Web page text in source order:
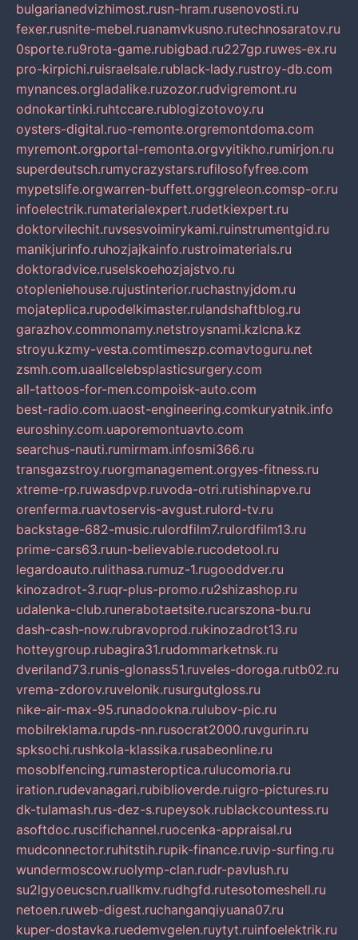
bulgarianedvizhimost.rusn-hram.rusenovosti.ru
fexer.rusnite-mebel.ruanamvkusno.rutechnosaratov.ru
0sporte.ru9rota-game.rubigbad.ru227gp.ruwes-ex.ru
pro-kirpichi.ruisraelsale.rublack-lady.rustroy-db.com
mynances.orgladalike.ruzozor.rudvigremont.ru
odnokartinki.ruhtccare.rublogizotovoy.ru
oysters-digital.ruo-remonte.orgremontdoma.com
myremont.orgportal-remonta.orgvyitikho.rumirjon.ru
superdeutsch.rumycrazystars.rufilosofyfree.com
mypetslife.orgwarren-buffett.orggreleon.comsp-or.ru
infoelectrik.rumaterialexpert.rudetkiexpert.ru
doktorvilechit.ruvsesvoimirykami.ruinstrumentgid.ru
manikjurinfo.ruhozjajkainfo.rustroimaterials.ru
doktoradvice.ruselskoehozjajstvo.ru
otopleniehouse.rujustinterior.ruchastnyjdom.ru
mojateplica.rupodelkimaster.rulandshaftblog.ru
garazhov.commonamy.netstroysnami.kzlcna.kz
stroyu.kzmy-vesta.comtimeszp.comavtoguru.net
zsmh.com.uaallcelebsplasticsurgery.com
all-tattoos-for-men.compoisk-auto.com
best-radio.com.uaost-engineering.comkuryatnik.info
euroshiny.com.uaporemontuavto.com
searchus-nauti.rumirmam.infosmi366.ru
transgazstroy.ruorgmanagement.orgyes-fitness.ru
xtreme-rp.ruwasdpvp.ruvoda-otri.rutishinapve.ru
orenferma.ruavtoservis-avgust.rulord-tv.ru
backstage-682-music.rulordfilm7.rulordfilm13.ru
prime-cars63.ruun-believable.rucodetool.ru
legardoauto.rulithasa.rumuz-1.rugooddver.ru
kinozadrot-3.ruqr-plus-promo.ru2shizashop.ru
udalenka-club.runerabotaetsite.rucarszona-bu.ru
dash-cash-now.rubravoprod.rukinozadrot13.ru
hotteygroup.rubagira31.rudommarketnsk.ru
dveriland73.runis-glonass51.ruveles-doroga.rutb02.ru
vrema-zdorov.ruvelonik.rusurgutgloss.ru
nike-air-max-95.runadookna.rulubov-pic.ru
mobilreklama.rupds-nn.rusocrat2000.ruvgurin.ru
spksochi.rushkola-klassika.rusabeonline.ru
mosoblfencing.rumasteroptica.rulucomoria.ru
iration.rudevanagari.rubiblioverde.ruigro-pictures.ru
dk-tulamash.rus-dez-s.rupeysok.rublackcountess.ru
asoftdoc.ruscifichannel.ruocenka-appraisal.ru
mudconnector.ruhitstih.rupik-finance.ruvip-surfing.ru
wundermoscow.ruolymp-clan.rudr-pavlush.ru
su2lgyoeucscn.ruallkmv.rudhgfd.rutesotomeshell.ru
netoen.ruweb-digest.ruchanganqiyuana07.ru
kuper-dostavka.ruedemvgelen.ruytyt.ruinfoelektrik.ru